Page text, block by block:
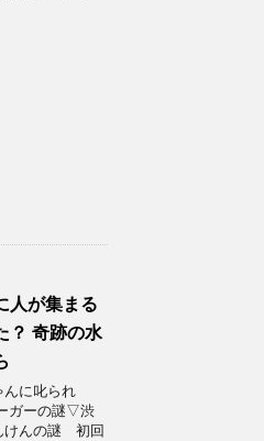
人が集まる
？ 奇跡の水
んに叱られ
ガーの謎▽渋
けんの謎 初回